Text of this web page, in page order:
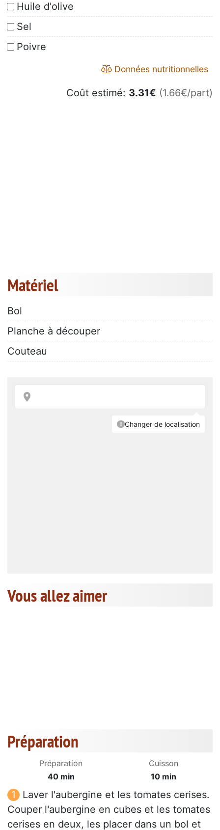
Huile d'olive
Sel
Poivre
Données nutritionnelles
Coût estimé: 3.31€ (1.66€/part)
Matériel
Bol
Planche à découper
Couteau
Vous allez aimer
Préparation
Préparation
40 min
Cuisson
10 min
Laver l'aubergine et les tomates cerises.
Couper l'aubergine en cubes et les tomates
cerises en deux, les placer dans un bol et